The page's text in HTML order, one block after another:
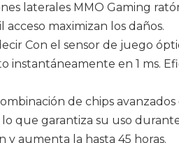
laterales MMO Gaming
maximizan los daños.
Con el sensor de juego
instantáneamente en 1 ms.
de chips
que garantiza su uso
aumenta la hasta 45 horas.